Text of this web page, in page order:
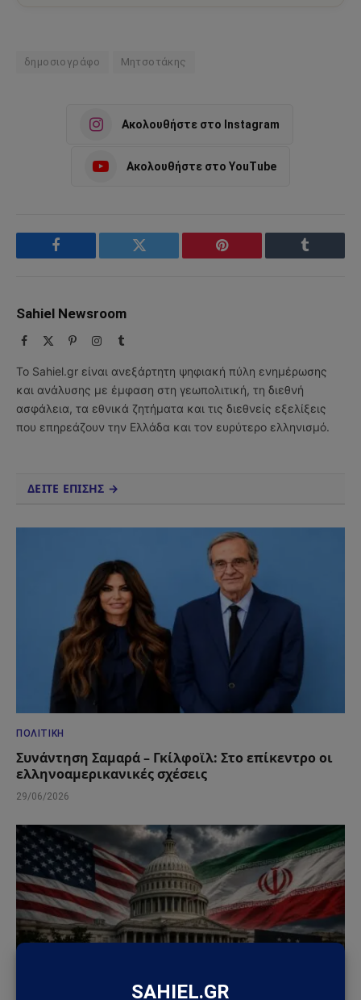
δημοσιογράφο Μητσοτάκης
Ακολουθήστε στο Instagram
Ακολουθήστε στο YouTube
Facebook Twitter Pinterest Tumblr
Sahiel Newsroom
Facebook PinterestInstagram
Tumblr
Το Sahiel.gr είναι ανεξάρτητη ψηφιακή πύλη ενημέρωσης
και ανάλυσης με έμφαση στη γεωπολιτική, τη διεθνή
ασφάλεια, τα εθνικά ζητήματα και τις διεθνείς εξελίξεις
που επηρεάζουν την Ελλάδα και τον ευρύτερο ελληνισμό.
ΔΕΙΤΕ ΕΠΙΣΗΣ →
ΠΟΛΙΤΙΚΉ
Συνάντηση Σαμαρά – Γκίλφοϊλ: Στο επίκεντρο οι
ελληνοαμερικανικές σχέσεις
29/06/2026